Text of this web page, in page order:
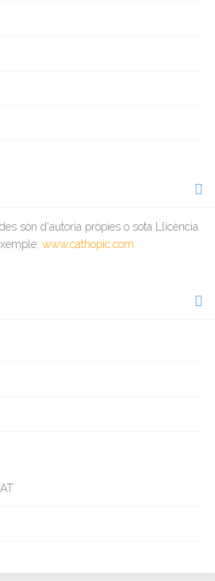
són d'autoria pròpies o sota Llicència
www.cathopic.com